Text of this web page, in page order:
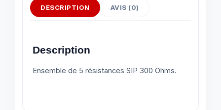
DESCRIPTION AVIS (0)
Description
Ensemble de 5 résistances SIP 300 Ohms.